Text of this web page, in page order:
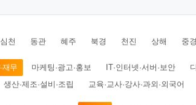
심천 동관 혜주 북경 천진 상해 중경
재무 마케팅·광고·홍보 IT·인터넷·서버·보안
생산·제조·설비·조립 교육·교사·강사·과외·외국어